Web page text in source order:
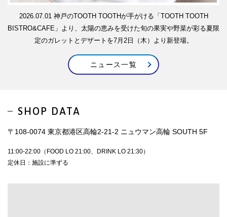
2026.07.01神戸のTOOTH TOOTHが手がける「TOOTH TOOTH
BISTRO&CAFE」より、太陽の恵みを受けた旬の果実や野菜が彩る夏限
定のガレットとデザートを7月2日（木）より新登場。
ニュース一覧
SHOP DATA
〒108-0074 東京都港区高輪2-21-2 ニュウマン高輪 SOUTH 5F
11:00-22:00（FOOD LO 21:00、DRINK LO 21:30）
定休日：施設に準ずる